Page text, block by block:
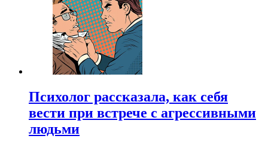
Психолог рассказала, как себя
вести при встрече с агрессивными
людьми